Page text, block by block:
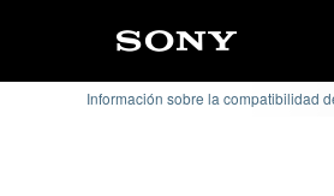
Información sobre la compatibilidad